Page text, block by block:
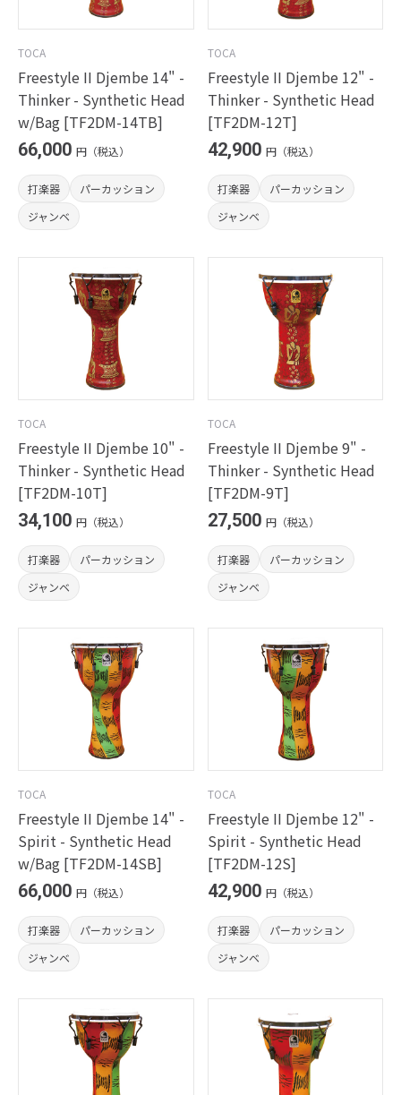
TOCA
Freestyle II Djembe 14" -
Thinker - Synthetic Head
w/Bag [TF2DM-14TB]
66,000 円（税込）
打楽器
パーカッション
ジャンベ
TOCA
Freestyle II Djembe 12" -
Thinker - Synthetic Head
[TF2DM-12T]
42,900 円（税込）
打楽器
パーカッション
ジャンベ
TOCA
Freestyle II Djembe 10" -
Thinker - Synthetic Head
[TF2DM-10T]
34,100 円（税込）
打楽器
パーカッション
ジャンベ
TOCA
Freestyle II Djembe 9" -
Thinker - Synthetic Head
[TF2DM-9T]
27,500 円（税込）
打楽器
パーカッション
ジャンベ
TOCA
Freestyle II Djembe 14" -
Spirit - Synthetic Head
w/Bag [TF2DM-14SB]
66,000 円（税込）
打楽器
パーカッション
ジャンベ
TOCA
Freestyle II Djembe 12" -
Spirit - Synthetic Head
[TF2DM-12S]
42,900 円（税込）
打楽器
パーカッション
ジャンベ